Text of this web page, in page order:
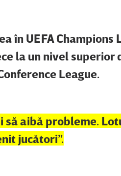
în UEFA Champions
la un nivel superior
League.
să aibă probleme.
jucători”.